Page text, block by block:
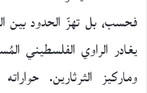
فحسب، بل تهزّ الحدود بين
يغادر الراوي الفلسطيني
وماركيز الثرثارين.